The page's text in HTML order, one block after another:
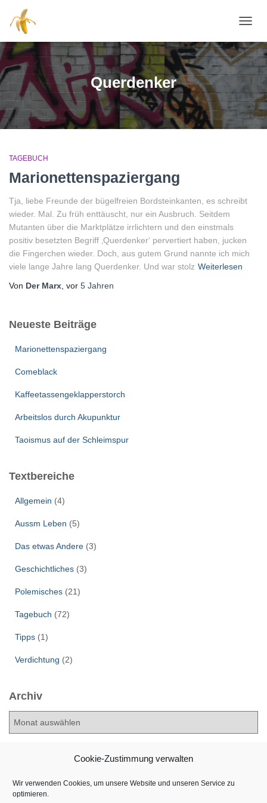
Cookie-Zustimmung verwalten
Wir verwenden Cookies, um unsere Website und unseren Service zu
optimieren.
Querdenker
TAGEBUCH
Marionettenspaziergang
Tja, liebe Freunde der bügelfreien Bordsteinkanten, es schreibt
wieder. Mal. Zu früh enttäuscht, nur ein Ausbruch. Seitdem
Mutanten über die Marktplätze irrlichtern und den einstmals
positiv besetzten Begriff ‚Querdenker‘ pervertiert haben, jucken
die Fingerchen wieder. Doch, aus gutem Grund nannte ich mich
viele lange Jahre lang Querdenker. Und war stolz Weiterlesen
Von Der Marx , vor 5 Jahren
Neueste Beiträge
Marionettenspaziergang
Comeblack
Kaffeetassengeklapperstorch
Arbeitslos durch Akupunktur
Taoismus auf der Schleimspur
Textbereiche
Allgemein (4)
Aussm Leben (5)
Das etwas Andere (3)
Geschichtliches (3)
Polemisches (21)
Tagebuch (72)
Tipps (1)
Verdichtung (2)
Archiv
A
v